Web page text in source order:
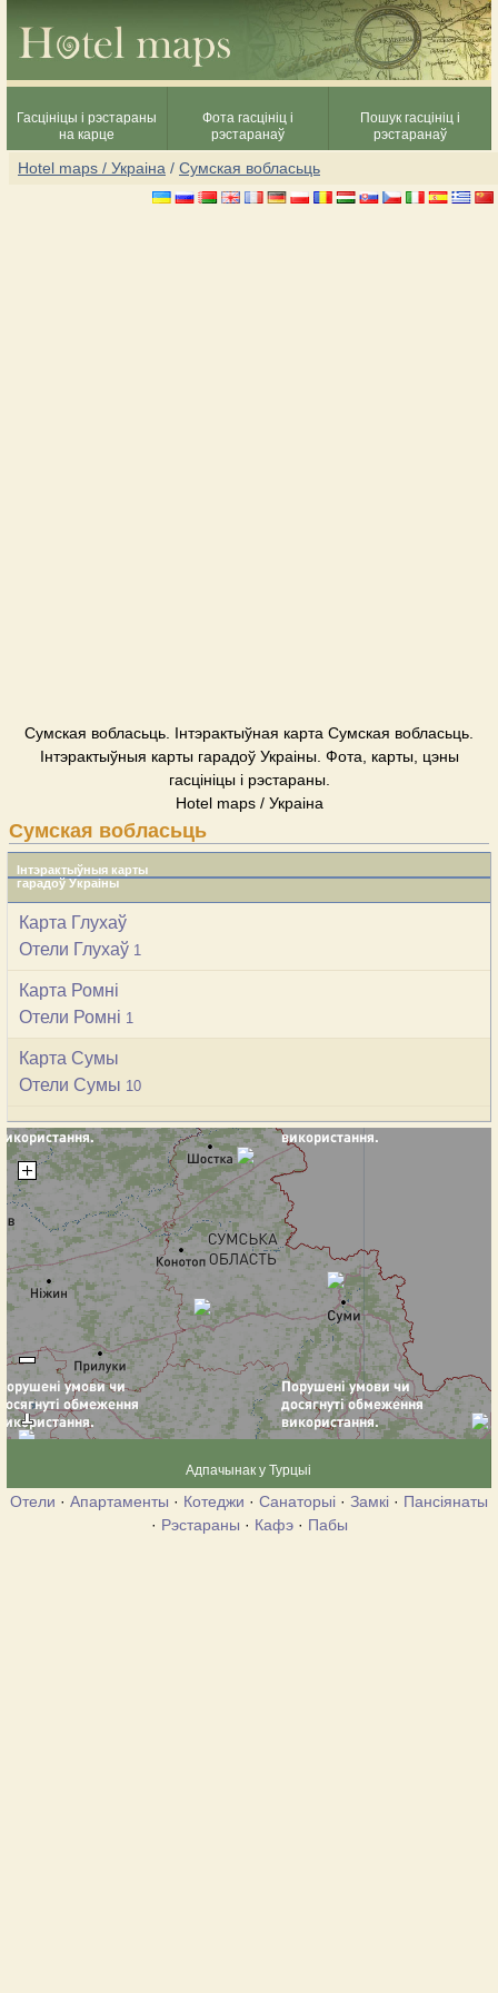
Гасцініцы і рэстараны
на карце
Фота гасцініц і
рэстаранаў
Пошук гасцініц і
рэстаранаў
Hotel maps / Украіна / Сумская вобласьць
Сумская вобласьць. Інтэрактыўная карта Сумская вобласьць.
Інтэрактыўныя карты гарадоў Украіны. Фота, карты, цэны
гасцініцы і рэстараны.
Hotel maps / Украіна
Сумская вобласьць
Інтэрактыўныя карты
гарадоў Украіны
Карта Глухаў
Отели Глухаў 1
Карта Ромні
Отели Ромні 1
Карта Сумы
Отели Сумы 10
Адпачынак у Турцыі
Отели · Апартаменты · Котеджи · Санаторыі · Замкі · Пансіянаты
· Рэстараны · Кафэ· Пабы